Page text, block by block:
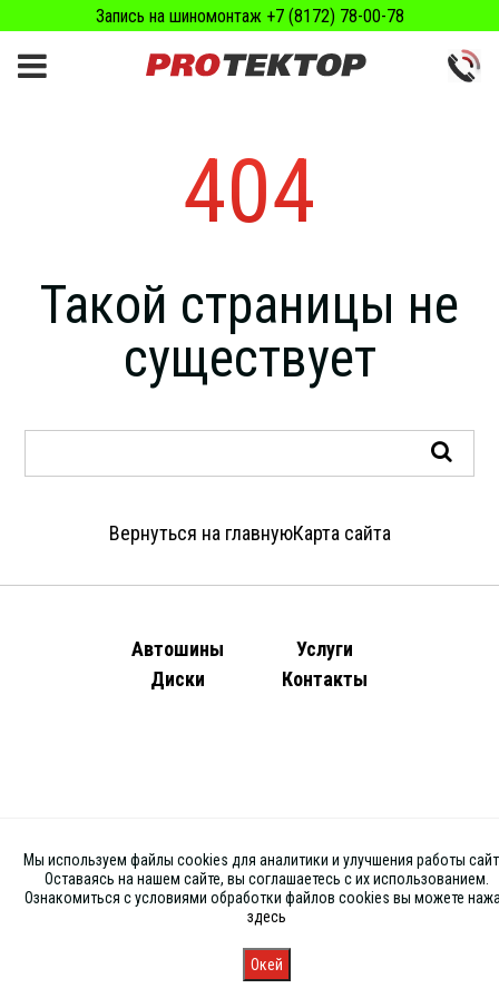
Запись на шиномонтаж +7 (8172) 78-00-78
404
Такой страницы не
существует
Вернуться на главнуюКарта сайта
Автошины
Диски
Услуги
Контакты
Запись
Мы используем файлы cookies для аналитики и улучшения работы
Оставаясь на нашем сайте, вы соглашаетесь с их использованием.
Ознакомиться с условиями обработки файлов cookies вы можете
здесь
Окей